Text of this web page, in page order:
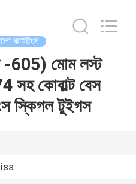
কাস্টিংস
-605) মোম লস্ট
সহ কোবাল্ট বেস
স্কিগল টুইগস